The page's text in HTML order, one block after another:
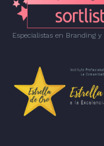
Especialistas en Branding y